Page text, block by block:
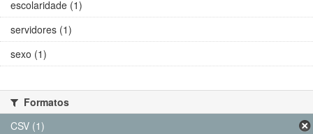
escolaridade (1)
servidores (1)
sexo (1)
Formatos
CSV (1)